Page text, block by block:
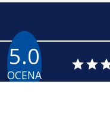
5.0
OCENA